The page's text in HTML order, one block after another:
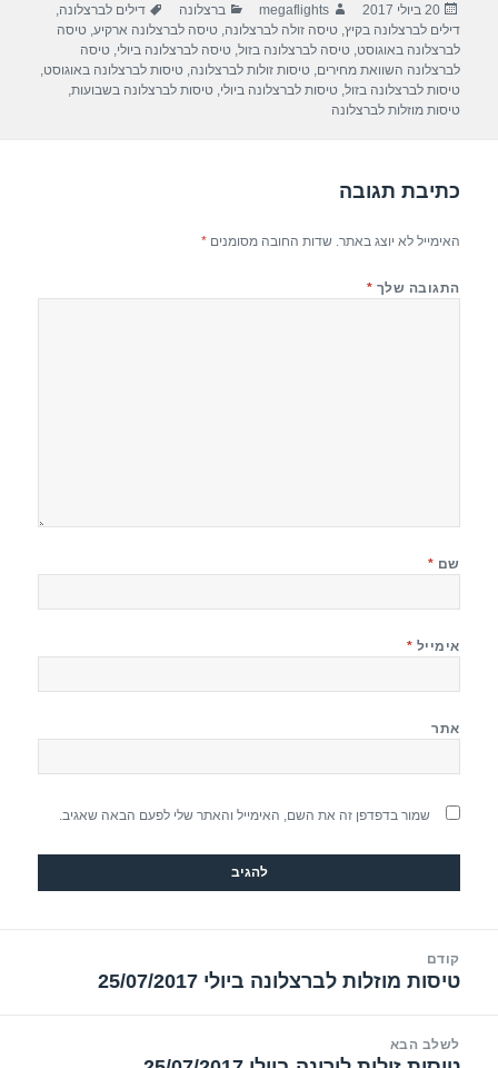
e
b
o
gr
a
m
s
A
p
e
פורסם
בתאריך
20 ביולי 2017 מחבר
megaflights קטגוריות
ברצלונה תגיות
דילים לברצלונה,
דילים לברצלונה בקיץ,טיסה זולה לברצלונה,טיסה לברצלונה ארקיע,טיסה
לברצלונה באוגוסט,טיסה לברצלונה בזול,טיסה לברצלונה ביולי,טיסה
לברצלונה השוואת מחירים,טיסות זולות לברצלונה,טיסות לברצלונה באוגוסט,
טיסות לברצלונה בזול,טיסות לברצלונה ביולי,טיסות לברצלונה בשבועות,
טיסות מוזלות לברצלונה
כתיבת תגובה
האימייל לא יוצג באתר. שדות החובה מסומנים*
התגובה שלך *
שם *
אימייל *
אתר
שמור בדפדפן זה את השם, האימייל והאתר שלי לפעם הבאה שאגיב.
קודם
הפוסט
טיסות מוזלות לברצלונה ביולי 25/07/2017
לשלב הבא